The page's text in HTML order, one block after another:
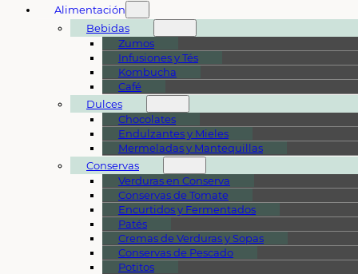
Alimentación
Bebidas
Zumos
Infusiones y Tés
Kombucha
Café
Dulces
Chocolates
Endulzantes y Mieles
Mermeladas y Mantequillas
Conservas
Verduras en Conserva
Conservas de Tomate
Encurtidos y Fermentados
Patés
Cremas de Verduras y Sopas
Conservas de Pescado
Potitos